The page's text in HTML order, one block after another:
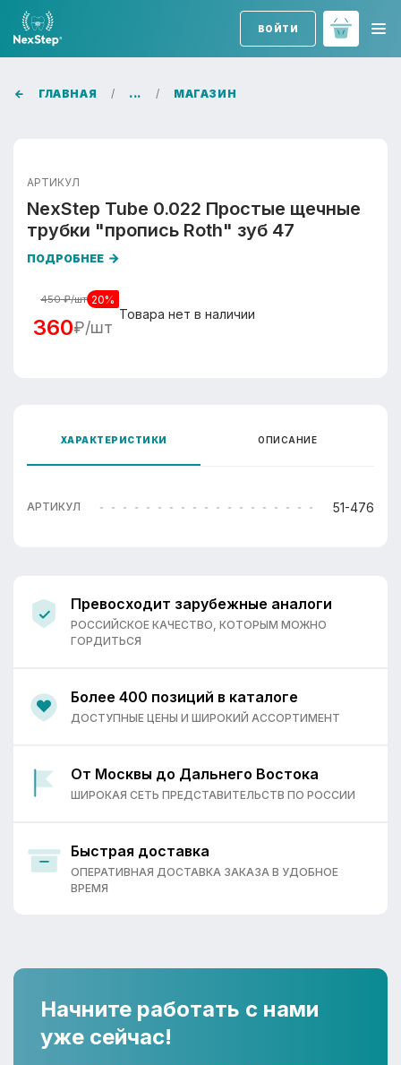
ВОЙТИ
ГЛАВНАЯ ... МАГАЗИН
АРТИКУЛ
NexStep Tube 0.022 Простые щечные
трубки "пропись Roth" зуб 47
ПОДРОБНЕЕ
450 ₽/шт 20%
360₽/шт
Товара нет в наличии
ХАРАКТЕРИСТИКИ ОПИСАНИЕ
АРТИКУЛ 51-476
Превосходит зарубежные аналоги
РОССИЙСКОЕ КАЧЕСТВО, КОТОРЫМ МОЖНО
ГОРДИТЬСЯ
Более 400 позиций в каталоге
ДОСТУПНЫЕ ЦЕНЫ И ШИРОКИЙ АССОРТИМЕНТ
От Москвы до Дальнего Востока
ШИРОКАЯ СЕТЬ ПРЕДСТАВИТЕЛЬСТВ ПО РОССИИ
Быстрая доставка
ОПЕРАТИВНАЯ ДОСТАВКА ЗАКАЗА В УДОБНОЕ
ВРЕМЯ
Начните работать с нами
уже сейчас!